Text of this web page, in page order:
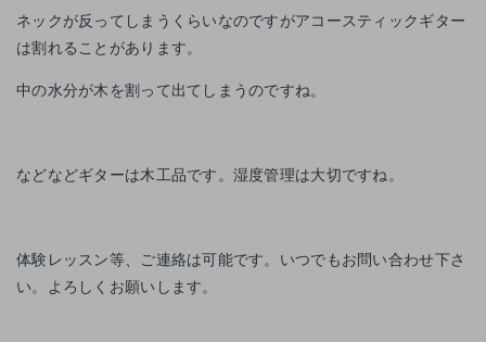
ネックが反ってしまうくらいなのですがアコースティックギター
は割れることがあります。
中の水分が木を割って出てしまうのですね。
などなどギターは木工品です。湿度管理は大切ですね。
体験レッスン等、ご連絡は可能です。いつでもお問い合わせ下さ
い。よろしくお願いします。